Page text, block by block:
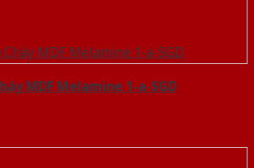
MDF Melamine 1-a-SGD